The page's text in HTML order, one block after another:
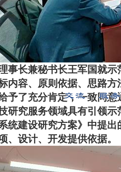
事长兼秘书长王军国就
内容、原则依据、思路
予了充分肯定，一致同
研究服务领域具有引领
统建设研究方案》中提
、设计、开发提供依据。